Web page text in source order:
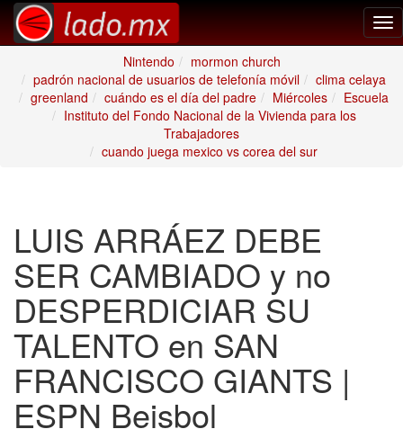
Nintendo
mormon church
padrón nacional de usuarios de telefonía móvil
clima celaya
greenland
cuándo es el día del padre Miércoles
Escuela
Instituto del Fondo Nacional de la Vivienda para los
Trabajadores
cuando juega mexico vs corea del sur
LUIS ARRÁEZ DEBE
SER CAMBIADO y no
DESPERDICIAR SU
TALENTO en SAN
FRANCISCO GIANTS |
ESPN Beisbol